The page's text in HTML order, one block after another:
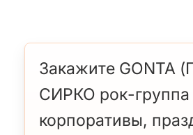
Закажите GONTA
СИРКО рок-группа
корпоративы,